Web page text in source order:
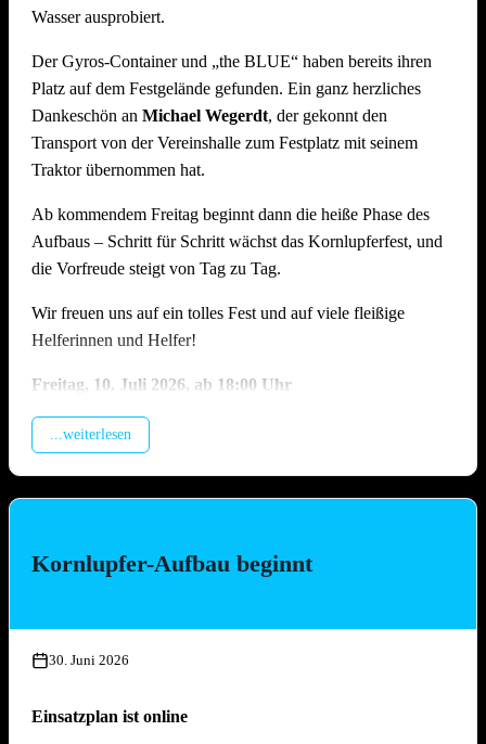
Wasser ausprobiert.
Der Gyros-Container und „the BLUE“ haben bereits ihren
Platz auf dem Festgelände gefunden. Ein ganz herzliches
Dankeschön an Michael Wegerdt, der gekonnt den
Transport von der Vereinshalle zum Festplatz mit seinem
Traktor übernommen hat.
Ab kommendem Freitag beginnt dann die heiße Phase des
Aufbaus – Schritt für Schritt wächst das Kornlupferfest, und
die Vorfreude steigt von Tag zu Tag.
Wir freuen uns auf ein tolles Fest und auf viele fleißige
Helferinnen und Helfer!
Freitag, 10. Juli 2026, ab 18:00 Uhr
Vereinshalle).
Verkabelung (Hauptaufbautag !!)
Aufbau Bühne, Herstellung Tzatziki (Vereinsküche Saline)
Gläserreinigung, Infrastruktur, Bierwagen, Aufstellung
...weiterlesen
Kornlupfer-Aufbau beginnt
30. Juni 2026
Einsatzplan ist online